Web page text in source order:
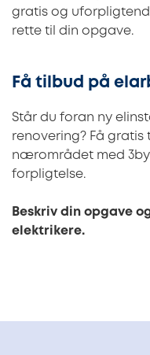
gratis og
rette til din opgave.
Få tilbud på
Står du foran ny
renovering? Få
nærområdet med
forpligtelse.
Beskriv din opgave
elektrikere.